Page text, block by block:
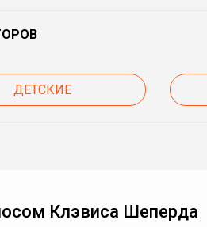
ДЕТСКИЕ
Клэвиса Шеперда